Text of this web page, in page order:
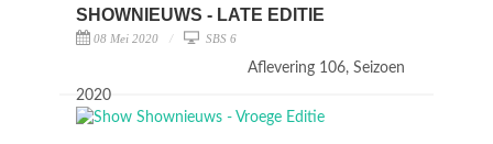
SHOWNIEUWS - LATE EDITIE
08 Mei 2020 SBS 6
Aflevering 106, Seizoen
2020